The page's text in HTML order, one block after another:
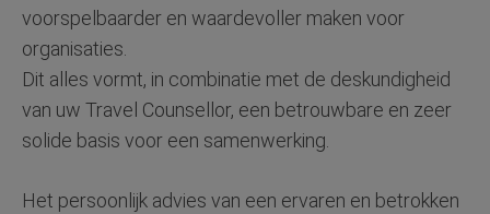
voorspelbaarder en waardevoller maken voor
organisaties.
Dit alles vormt, in combinatie met de deskundigheid
van uw Travel Counsellor, een betrouwbare en zeer
solide basis voor een samenwerking.
Het persoonlijk advies van een ervaren en betrokken